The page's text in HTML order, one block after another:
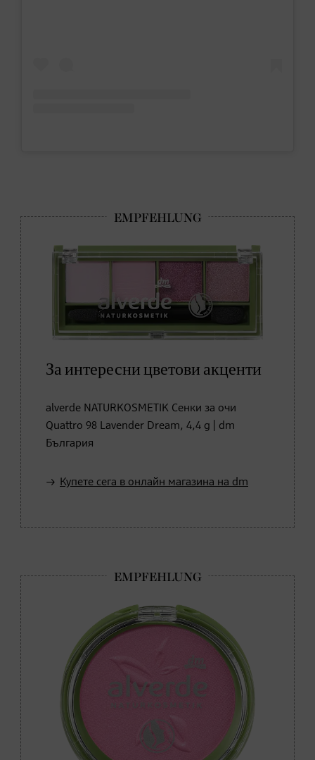
За интересни цветови акценти
alverde NATURKOSMETIK Сенки за очи
Quattro 98 Lavender Dream, 4,4 g | dm
България
Купете сега в онлайн магазина на dm